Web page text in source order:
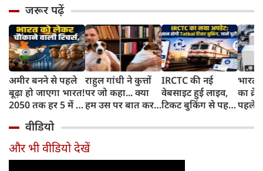
जरूर पढ़ें
अमीर बनने से पहले
बूढ़ा हो जाएगा भारत!
2050 तक हर 5 में 1
साल से ज्यादा उम्र का
राहुल गांधी ने कुत्तों
पर जो कहा... क्या
हम उस पर बात कर
IRCTC की नई
वेबसाइट हुई लाइव,
टिकट बुकिंग से पहले
काम, जानें पूरा
भारत
का
पहले
और
वीडियो
और भी वीडियो देखें